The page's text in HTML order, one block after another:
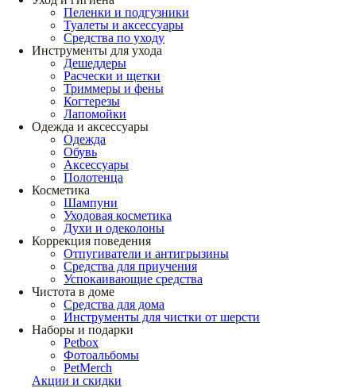
Пеленки и подгузники
Туалеты и аксессуары
Средства по уходу
Инструменты для ухода
Дешеддеры
Расчески и щетки
Триммеры и фены
Когтерезы
Лапомойки
Одежда и аксессуары
Одежда
Обувь
Аксессуары
Полотенца
Косметика
Шампуни
Уходовая косметика
Духи и одеколоны
Коррекция поведения
Отпугиватели и антигрызины
Средства для приучения
Успокаивающие средства
Чистота в доме
Средства для дома
Инструменты для чистки от шерсти
Наборы и подарки
Petbox
Фотоальбомы
PetMerch
Акции и скидки